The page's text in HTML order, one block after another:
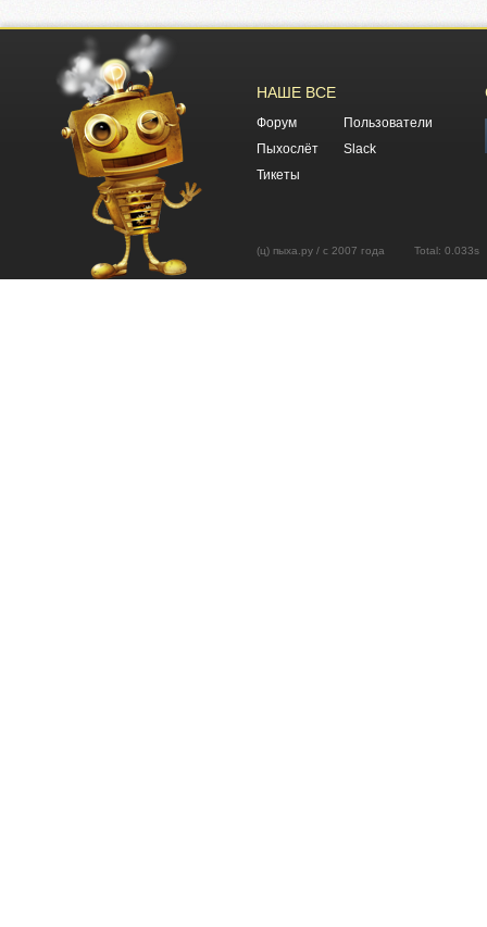
НАШЕ ВСЕ
Форум
Пользователи
Пыхослёт
Slack
Тикеты
(ц) пыха.ру / с 2007 года Total: